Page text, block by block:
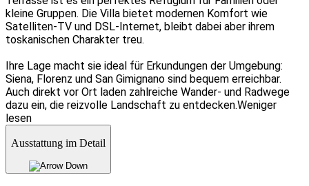
kleine Gruppen. Die Villa bietet modernen Komfort wie
Satelliten-TV und DSL-Internet, bleibt dabei aber ihrem
toskanischen Charakter treu.
Ihre Lage macht sie ideal für Erkundungen der Umgebung:
Siena, Florenz und San Gimignano sind bequem erreichbar.
Auch direkt vor Ort laden zahlreiche Wander- und Radwege
dazu ein, die reizvolle Landschaft zu entdecken.Weniger
lesen
Ausstattung im Detail